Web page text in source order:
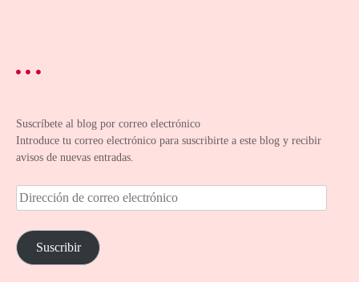
Suscríbete al blog por correo electrónico
Introduce tu correo electrónico para suscribirte a este blog y recibir
avisos de nuevas entradas.
D
i
e
c
Suscribir